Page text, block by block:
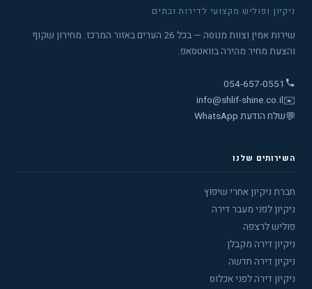
ניקיון ופוליש מקצועי לדירות ובתים
שירות אמין וצוות מנוסה — בכל 26 הערים באזור המרכז. מחירון שקוף
והצעת מחיר מהירה בוואטסאפ.
054-657-0551
✉️
info@shlif-shine.co.il
💬שלח הודעת WhatsApp
השירותים שלנו
חברת ניקיון אחרי שיפוץ
ניקיון לפני מעבר דירה
פוליש לרצפה
ניקיון דירה מקבלן
ניקיון דירה חדשה
ניקיון דירה לפני אכלוס